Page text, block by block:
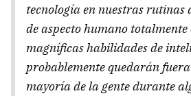
tecnología en nuestras rutinas
de aspecto humano
magníficas habilidades de
probablemente quedarán
mayoría de la gente durante